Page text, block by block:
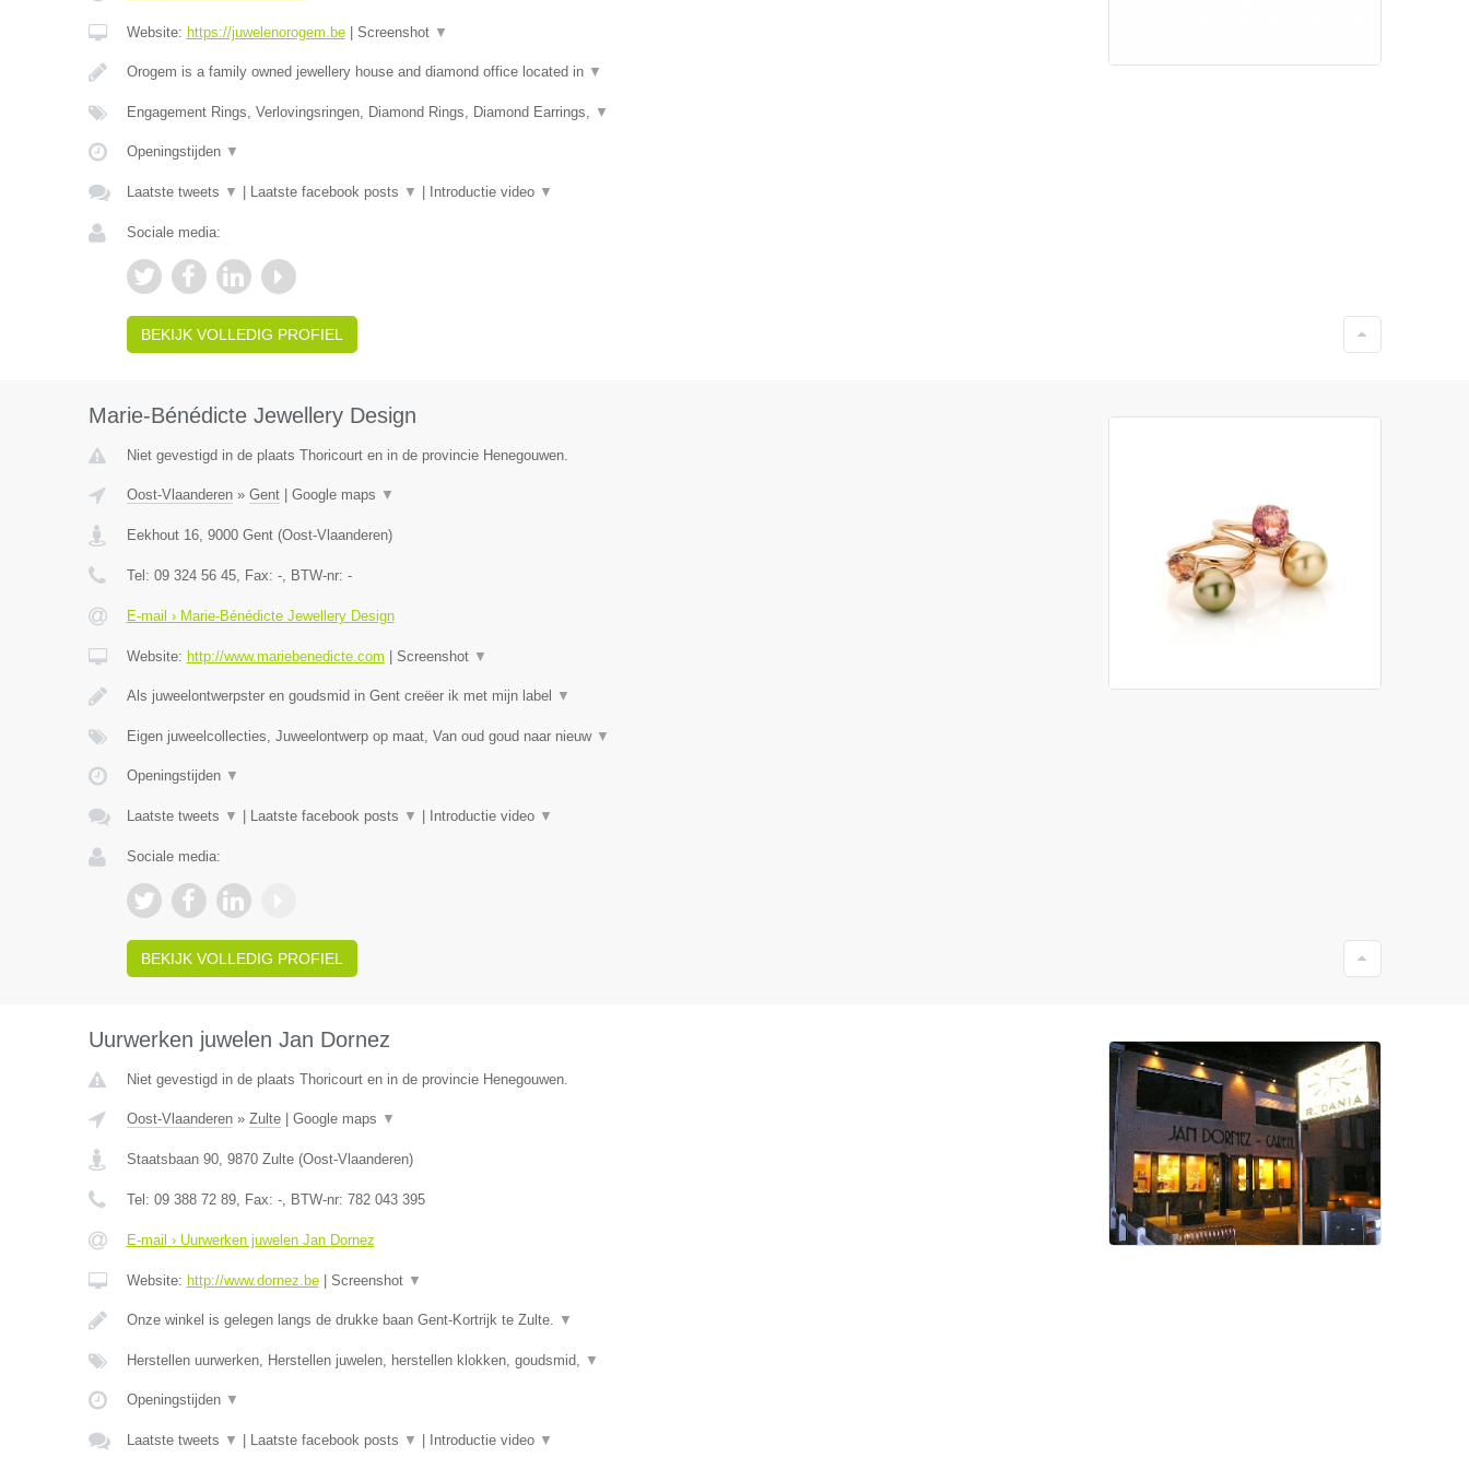
Website: https://juwelenorogem.be| Screenshot ▼
Orogem is a family owned jewellery house and diamond office located in ▼
Engagement Rings, Verlovingsringen, Diamond Rings, Diamond Earrings, ▼
Openingstijden ▼
Laatste tweets ▼ Laatste facebook posts ▼ Introductie video ▼
Sociale media:
BEKIJK VOLLEDIG PROFIEL
Marie-Bénédicte Jewellery Design
Niet gevestigd in de plaats Thoricourt en in de provincie Henegouwen.
Oost-Vlaanderen» Gent| Google maps ▼
Eekhout 16, 9000 Gent(Oost-Vlaanderen)
Tel: 09 324 56 45, Fax: -, BTW-nr: -
E-mail › Marie-Bénédicte Jewellery Design
Website: http://www.mariebenedicte.com Screenshot ▼
Als juweelontwerpster en goudsmid in Gent creëer ik met mijn label ▼
Eigen juweelcollecties, Juweelontwerp op maat, Van oud goud naar nieuw ▼
Openingstijden ▼
Laatste tweets ▼ Laatste facebook posts ▼ Introductie video ▼
Sociale media:
BEKIJK VOLLEDIG PROFIEL
Uurwerken juwelen Jan Dornez
Niet gevestigd in de plaats Thoricourt en in de provincie Henegouwen.
Oost-Vlaanderen» Zulte| Google maps ▼
Staatsbaan 90, 9870 Zulte(Oost-Vlaanderen)
Tel: 09 388 72 89, Fax: -, BTW-nr: 782 043 395
E-mail › Uurwerken juwelen Jan Dornez
Website: http://www.dornez.be| Screenshot ▼
Onze winkel is gelegen langs de drukke baan Gent-Kortrijk te Zulte. ▼
Herstellen uurwerken, Herstellen juwelen, herstellen klokken, goudsmid, ▼
Openingstijden ▼
Laatste tweets ▼ Laatste facebook posts ▼ Introductie video ▼